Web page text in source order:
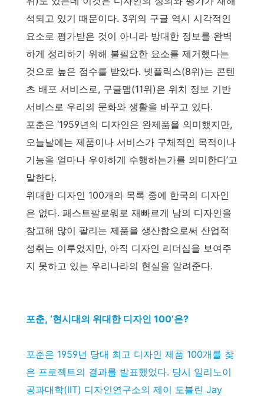
석되고 있기 때문이다. 3위의 구글 역시 시각적인
요소로 평가받은 것이 아니라 방대한 정보를 완벽
하게 정리하기 위해 불필요한 요소를 제거했다는
것으로 높은 점수를 받았다. 넷플릭스(8위)는 콘텐
츠 배포 서비스로, 구글맵(11위)은 위치 정보 기반
서비스로 우리의 문화와 생활을 바꾸고 있다.
포춘은 ‘1959년의 디자인은 완제품을 의미했지만,
오늘날에는 제품이나 서비스가 구체적인 목적이나
기능을 얼마나 우아하게 수행하는가를 의미한다’고
말한다.
위대한 디자인 100개의 목록 중에 한국의 디자인
은 없다. 패스트팔로워로 재빠르게 남의 디자인을
참고해 많이 팔리는 제품을 생산함으로써 산업적
성취는 이루었지만, 아직 디자인 리더십을 보여주
지 못하고 있는 우리나라의 현실을 알려준다.
포춘, ‘현시대의 위대한 디자인 100’은?
포춘은 1959년 당대 최고 디자인 제품 100개를 찾
은 프로젝트의 결과를 발표했었다. 당시 일리노이
공과대학(IIT) 디자인연구소의 제이 도블린 Jay